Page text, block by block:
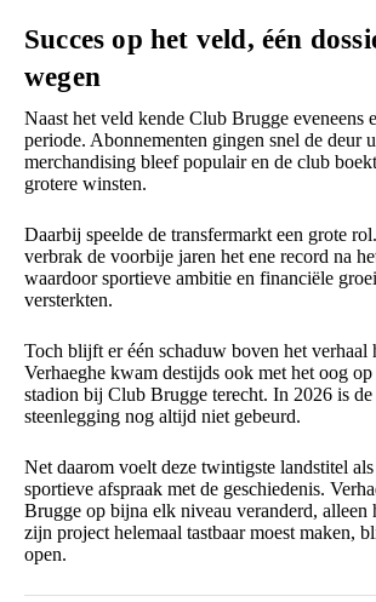
Succes op het veld, één
wegen
Naast het veld kende Club Brugge eveneens
periode. Abonnementen gingen snel de deur
merchandising bleef populair en de club
grotere winsten.
Daarbij speelde de transfermarkt een grote
verbrak de voorbije jaren het ene record na
waardoor sportieve ambitie en financiële
versterkten.
Toch blijft er één schaduw boven het verhaal
Verhaeghe kwam destijds ook met het oog
stadion bij Club Brugge terecht. In 2026 is de
steenlegging nog altijd niet gebeurd.
Net daarom voelt deze twintigste landstitel als
sportieve afspraak met de geschiedenis.
Brugge op bijna elk niveau veranderd, alleen
zijn project helemaal tastbaar moest maken,
open.